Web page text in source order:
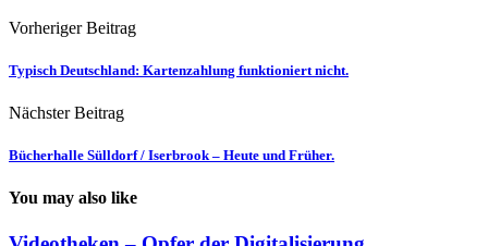
Vorheriger Beitrag
Typisch Deutschland: Kartenzahlung funktioniert nicht.
Nächster Beitrag
Bücherhalle Sülldorf / Iserbrook – Heute und Früher.
You may also like